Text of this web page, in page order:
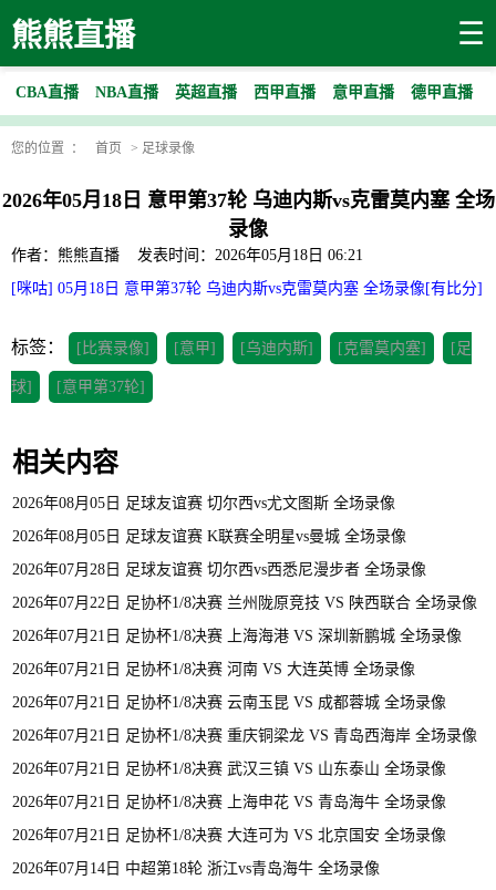
熊熊直播 ☰
CBA直播 NBA直播 英超直播 西甲直播 意甲直播 德甲直播
您的位置 ： 首页 > 足球录像
2026年05月18日 意甲第37轮 乌迪内斯vs克雷莫内塞 全场
录像
作者：熊熊直播
发表时间：2026年05月18日 06:21
[咪咕] 05月18日 意甲第37轮 乌迪内斯vs克雷莫内塞 全场录像[有比分]
标签： [比赛录像] [意甲] [乌迪内斯] [克雷莫内塞] [足
球] [意甲第37轮]
相关内容
2026年08月05日 足球友谊赛 切尔西vs尤文图斯 全场录像
2026年08月05日 足球友谊赛 K联赛全明星vs曼城 全场录像
2026年07月28日 足球友谊赛 切尔西vs西悉尼漫步者 全场录像
2026年07月22日 足协杯1/8决赛 兰州陇原竞技 VS 陕西联合 全场录像
2026年07月21日 足协杯1/8决赛 上海海港 VS 深圳新鹏城 全场录像
2026年07月21日 足协杯1/8决赛 河南 VS 大连英博 全场录像
2026年07月21日 足协杯1/8决赛 云南玉昆 VS 成都蓉城 全场录像
2026年07月21日 足协杯1/8决赛 重庆铜梁龙 VS 青岛西海岸 全场录像
2026年07月21日 足协杯1/8决赛 武汉三镇 VS 山东泰山 全场录像
2026年07月21日 足协杯1/8决赛 上海申花 VS 青岛海牛 全场录像
2026年07月21日 足协杯1/8决赛 大连可为 VS 北京国安 全场录像
2026年07月14日 中超第18轮 浙江vs青岛海牛 全场录像